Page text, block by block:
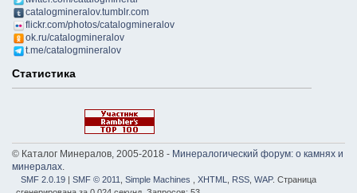
catalogmineralov.tumblr.com
flickr.com/photos/catalogmineralov
ok.ru/catalogmineralov
t.me/catalogmineralov
Статистика
© Каталог Минералов, 2005-2018 - Минералогический форум: о камнях и
минералах.
SMF 2.0.19 | SMF © 2011 Simple Machines XHTML RSS WAP. Страница